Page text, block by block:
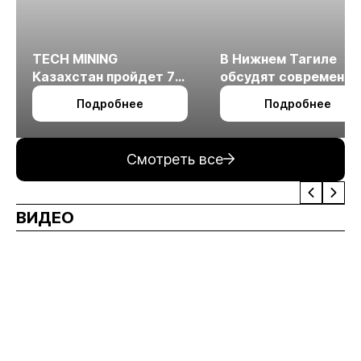
TECH MINING
Казахстан пройдет 7
октября в Алматы
Подробнее
В Нижнем Тагиле
обсудят
технологии
измельчения
Подробнее
Смотреть все
ВИДЕО